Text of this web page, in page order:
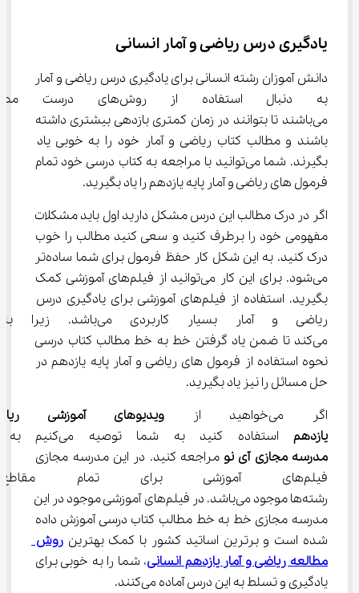
یادگیری درس ریاضی و آمار انسانی
دانش آموزان رشته انسانی برای یادگیری درس ریاضی و آمار
به دنبال استفاده از
می‌باشند تا بتوانند در زمان کمتری بازدهی بیشتری داشته
باشند و مطالب کتاب ریاضی و آمار خود را به خوبی یاد
بگیرند. شما می‌توانید با مراجعه به کتاب درسی خود تمام
فرمول های ریاضی و آمار پایه یازدهم را یاد بگیرید.
اگر در درک مطالب این درس مشکل دارید اول باید مشکلات
مفهومی خود را برطرف کنید و سعی کنید مطالب را خوب
درک کنید. به این شکل کار حفظ فرمول برای شما ساده‌تر
می‌شود. برای این کار می‌توانید از فیلم‌های آموزشی کمک
بگیرید. استفاده از فیلم‌های آموزشی برای یادگیری درس
ریاضی و آمار بسیار
می‌کند تا ضمن یاد گرفتن خط به خط مطالب کتاب درسی
نحوه استفاده از فرمول های ریاضی و آمار پایه یازدهم در
حل مسائل را نیز یاد بگیرید.
اگر می‌خواهید از
ویدیوهای آموزشی
یازدهم استفاده کنید به شما توصیه می‌کنیم به سایت
مدرسه مجازی آی نو مراجعه کنید. در این مدرسه مجازی
فیلم‌های آموزشی برای تمام
رشته‌ها موجود می‌باشد. در فیلم‌های آموزشی موجود در این
مدرسه مجازی خط به خط مطالب کتاب درسی آموزش داده
شده است و برترین اساتید کشور با کمک بهترین روش
مطالعه ریاضی و آمار یازدهم انسانی، شما را به خوبی برای
یادگیری و تسلط به این درس آماده می‌کنند.